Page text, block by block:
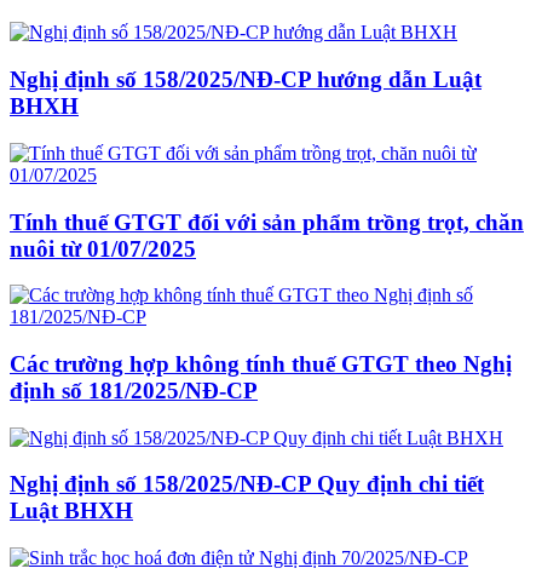
Nghị định số 158/2025/NĐ-CP hướng dẫn Luật
BHXH
Tính thuế GTGT đối với sản phẩm trồng trọt, chăn
nuôi từ 01/07/2025
Các trường hợp không tính thuế GTGT theo Nghị
định số 181/2025/NĐ-CP
Nghị định số 158/2025/NĐ-CP Quy định chi tiết
Luật BHXH